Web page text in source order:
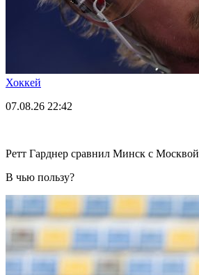
Хоккей
07.08.26 22:42
Ретт Гарднер сравнил Минск с Москвой
В чью пользу?